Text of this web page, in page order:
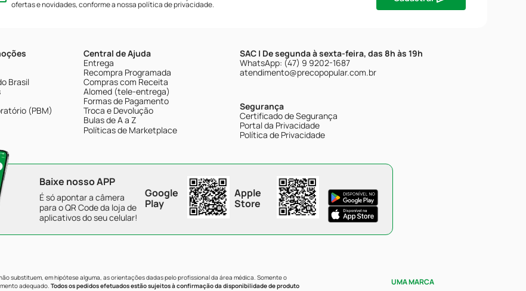
ofertas e novidades, conforme a nossapolítica de privacidade.
Brasil
(PBM)
Central de Ajuda
Entrega
Recompra Programada
Compras com Receita
Alomed (tele-entrega)
Formas de Pagamento
Troca e Devolução
Bulas de A a Z
Políticas de Marketplace
SAC | De segunda à sexta-feira, das 8h às 19h
WhatsApp: (47) 9 9202-1687
atendimento@precopopular.com.br
Segurança
Certificado de Segurança
Portal da Privacidade
Política de Privacidade
Baixe nosso APP
É só apontar a câmera
para o QR Code da loja de
aplicativos do seu celular!
Google
Play
Apple
Store
substituem, em hipótese alguma, as orientações dadas pelo profissional da área médica. Somente o
adequado. Todos os pedidos efetuados estão sujeitos à confirmação da disponibilidade de produto
UMA MARCA